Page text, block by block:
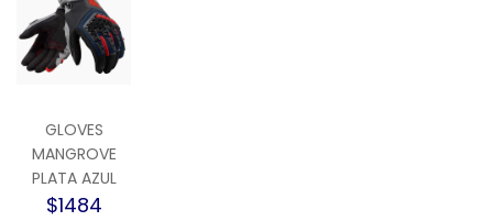
GLOVES
MANGROVE
PLATA AZUL
$1484